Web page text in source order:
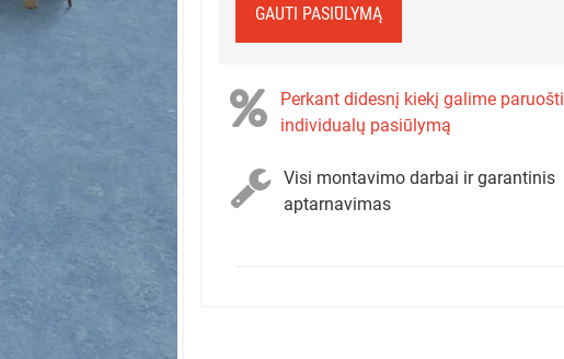
GAUTI PASIŪLYMĄ
Perkant didesnį kiekį galime paruošti
individualų pasiūlymą
Visi montavimo darbai ir garantinis
aptarnavimas